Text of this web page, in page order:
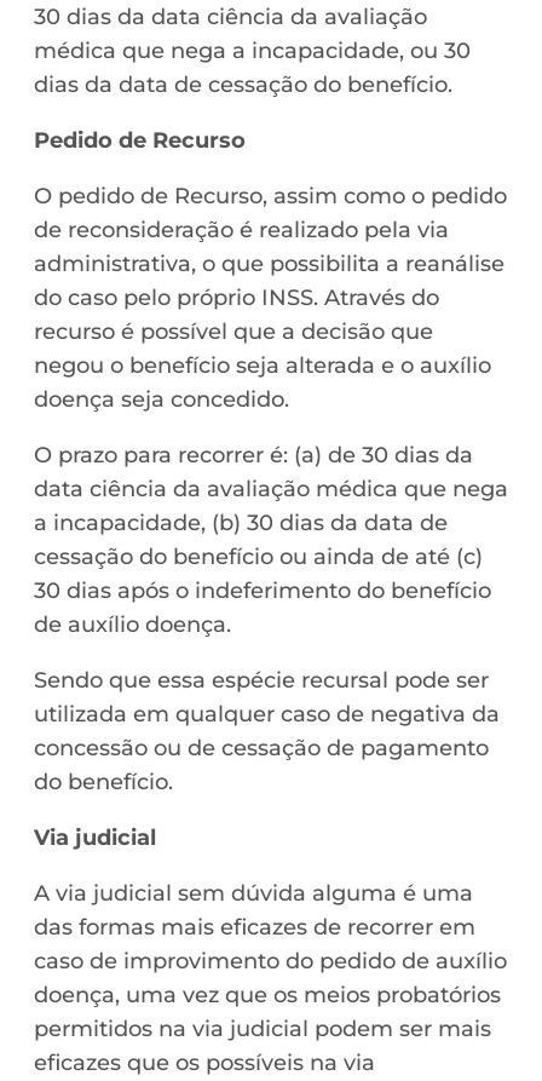
30 dias da data ciência da avaliação
médica que nega a incapacidade, ou 30
dias da data de cessação do benefício.
Pedido de Recurso
O pedido de Recurso, assim como o pedido
de reconsideração é realizado pela via
administrativa, o que possibilita a reanálise
do caso pelo próprio INSS. Através do
recurso é possível que a decisão que
negou o benefício seja alterada e o auxílio
doença seja concedido.
O prazo para recorrer é: (a) de 30 dias da
data ciência da avaliação médica que nega
a incapacidade, (b) 30 dias da data de
cessação do benefício ou ainda de até (c)
30 dias após o indeferimento do benefício
de auxílio doença.
Sendo que essa espécie recursal pode ser
utilizada em qualquer caso de negativa da
concessão ou de cessação de pagamento
do benefício.
Via judicial
A via judicial sem dúvida alguma é uma
das formas mais eficazes de recorrer em
caso de improvimento do pedido de auxílio
doença, uma vez que os meios probatórios
permitidos na via judicial podem ser mais
eficazes que os possíveis na via